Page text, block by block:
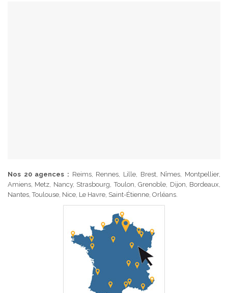
Nos 20 agences : Reims, Rennes, Lille, Brest, Nîmes, Montpellier,
Amiens, Metz, Nancy, Strasbourg, Toulon, Grenoble, Dijon, Bordeaux,
Nantes, Toulouse, Nice, Le Havre, Saint-Étienne, Orléans.